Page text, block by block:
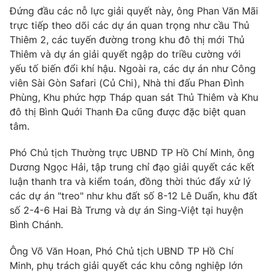
Nhân vật
Khán giả
Giải sao mai
Âm nhạc
Sao
Đời sống
Du lịch
Làm đẹp
Chất lượng cuộc sống
Giáo dục
Tuyển sinh
Học trực tuyến
Công nghệ
Hitech Công nghệ tương lai
Sản phẩm
Thị trường
Tư vấn
Giao lưu trực tuyến
Lịch phát sóng
Chuyên mục khác
Emagazine Podcast
Photo Infographic
Đứng đầu các nỗ lực giải quyết này, ông Phan Văn Mãi
trực tiếp theo dõi các dự án quan trọng như cầu Thủ
Thiêm 2, các tuyến đường trong khu đô thị mới Thủ
Thiêm và dự án giải quyết ngập do triều cường với
yếu tố biến đổi khí hậu. Ngoài ra, các dự án như Công
viên Sài Gòn Safari (Củ Chi), Nhà thi đấu Phan Đình
Phùng, Khu phức hợp Tháp quan sát Thủ Thiêm và Khu
đô thị Bình Quới Thanh Đa cũng được đặc biệt quan
tâm.
Phó Chủ tịch Thường trực UBND TP Hồ Chí Minh, ông
Dương Ngọc Hải, tập trung chỉ đạo giải quyết các kết
luận thanh tra và kiểm toán, đồng thời thúc đẩy xử lý
các dự án "treo" như khu đất số 8-12 Lê Duẩn, khu đất
số 2-4-6 Hai Bà Trưng và dự án Sing-Việt tại huyện
Bình Chánh.
Ông Võ Văn Hoan, Phó Chủ tịch UBND TP Hồ Chí
Minh, phụ trách giải quyết các khu công nghiệp lớn